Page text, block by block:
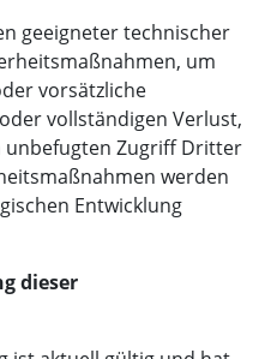
geeigneter technischer
um
vorsätzliche
vollständigen Verlust,
unbefugten Zugriff Dritter
werden
Entwicklung
dieser